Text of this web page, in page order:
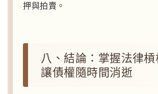
押與拍賣。
八、結論：掌握法律槓
讓債權隨時間消逝